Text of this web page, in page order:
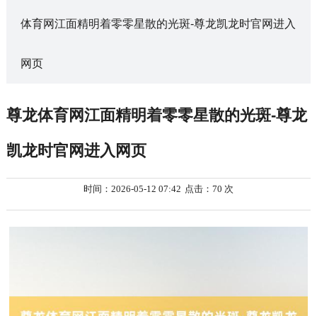
体育网江面精明着零零星散的光斑-尊龙凯龙时官网进入
网页
尊龙体育网江面精明着零零星散的光斑-尊龙
凯龙时官网进入网页
时间：2026-05-12 07:42 点击：70 次